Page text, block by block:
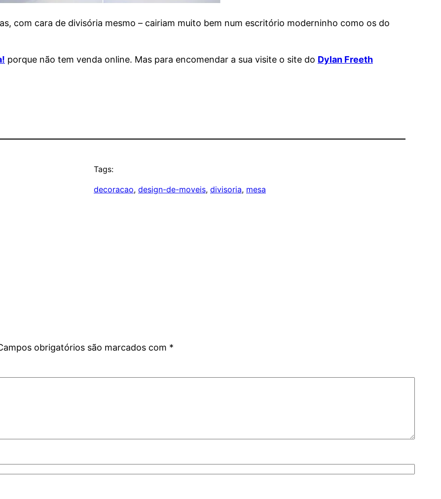
com cara de divisória mesmo – cairiam muito bem num escritório moderninho como os do
porque não tem venda online. Mas para encomendar a sua visite o site do Dylan Freeth
Tags:
decoracao, design-de-moveis, divisoria, mesa
obrigatórios são marcados com *